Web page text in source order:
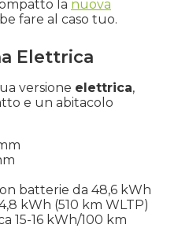
la nuova
fare al caso tuo.
Elettrica
versione elettrica,
e un abitacolo
batterie da 48,6 kWh
kWh (510 km WLTP)
15-16 kWh/100 km